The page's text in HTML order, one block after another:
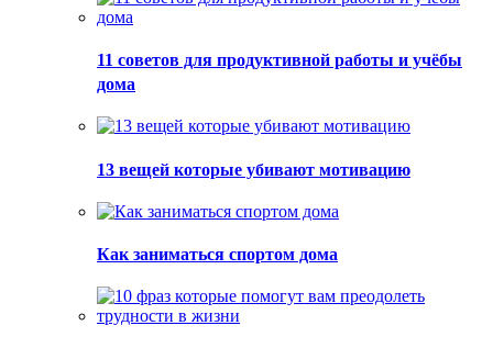
11 советов для продуктивной работы и учёбы
дома
13 вещей которые убивают мотивацию
Как заниматься спортом дома